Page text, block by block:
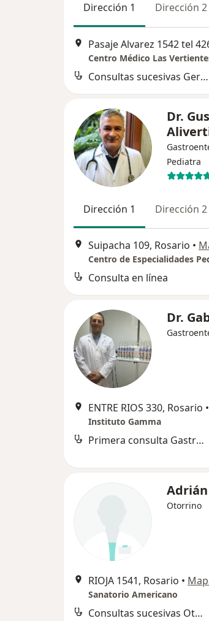
Dirección 1 Dirección 2
Pasaje Alvarez 1542 tel
Centro Médico Las
Consultas sucesivas Gerontología y Geriatría
Dr.
Pediatra
Dirección 1 Dirección 2
Suipacha 109, Rosario •
Consulta en línea
Dr.
ENTRE RIOS 330, Rosario •
Instituto Gamma
Primera consulta Gastroenterología
Adrián
Otorrino
RIOJA 1541, Rosario •
Sanatorio Americano
Consultas sucesivas Otorrinolaringología